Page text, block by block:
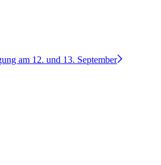
am 12. und 13. September